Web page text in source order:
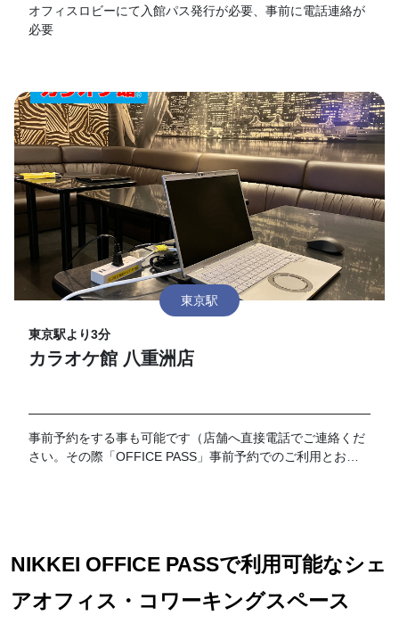
オフィスロビーにて入館パス発行が必要、事前に電話連絡が
必要
東京駅
東京駅より3分
カラオケ館 八重洲店
事前予約をする事も可能です（店舗へ直接電話でご連絡くだ
さい。その際「OFFICE PASS」事前予約でのご利用とお伝
NIKKEI OFFICE PASSで利用可能なシェ
アオフィス・コワーキングスペース